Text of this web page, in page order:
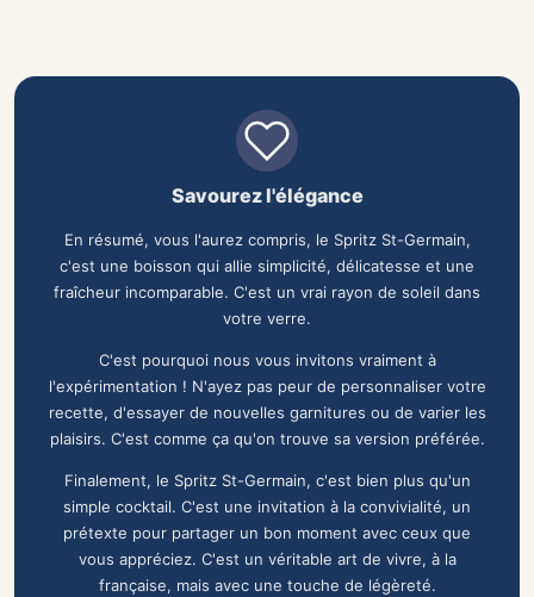
Savourez l'élégance
En résumé, vous l'aurez compris, le Spritz St-Germain,
c'est une boisson qui allie simplicité, délicatesse et une
fraîcheur incomparable. C'est un vrai rayon de soleil dans
votre verre.
C'est pourquoi nous vous invitons vraiment à
l'expérimentation ! N'ayez pas peur de personnaliser votre
recette, d'essayer de nouvelles garnitures ou de varier les
plaisirs. C'est comme ça qu'on trouve sa version préférée.
Finalement, le Spritz St-Germain, c'est bien plus qu'un
simple cocktail. C'est une invitation à la convivialité, un
prétexte pour partager un bon moment avec ceux que
vous appréciez. C'est un véritable art de vivre, à la
française, mais avec une touche de légèreté.